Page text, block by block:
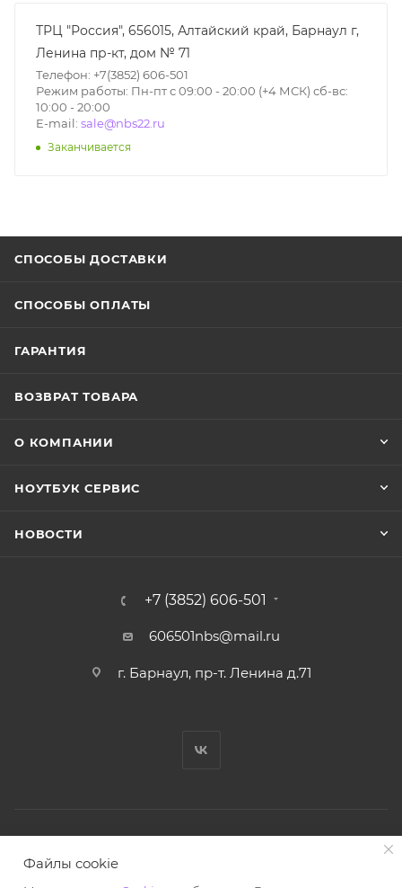
ТРЦ "Россия", 656015, Алтайский край, Барнаул г,
Ленина пр-кт, дом № 71
Телефон: +7(3852) 606-501
Режим работы: Пн-пт с 09:00 - 20:00 (+4 МСК) сб-вс:
10:00 - 20:00
E-mail: sale@nbs22.ru
Заканчивается
СПОСОБЫ ДОСТАВКИ
СПОСОБЫ ОПЛАТЫ
ГАРАНТИЯ
ВОЗВРАТ ТОВАРА
О КОМПАНИИ
НОУТБУК СЕРВИС
НОВОСТИ
+7 (3852) 606-501
606501nbs@mail.ru
г. Барнаул, пр-т. Ленина д.71
Файлы cookie